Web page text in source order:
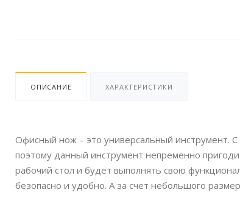
ОПИСАНИЕ ХАРАКТЕРИСТИКИ
Офисный нож – это универсальный инструмент.
поэтому данный инструмент непременно
рабочий стол и будет выполнять свою
безопасно и удобно. А за счет небольшого